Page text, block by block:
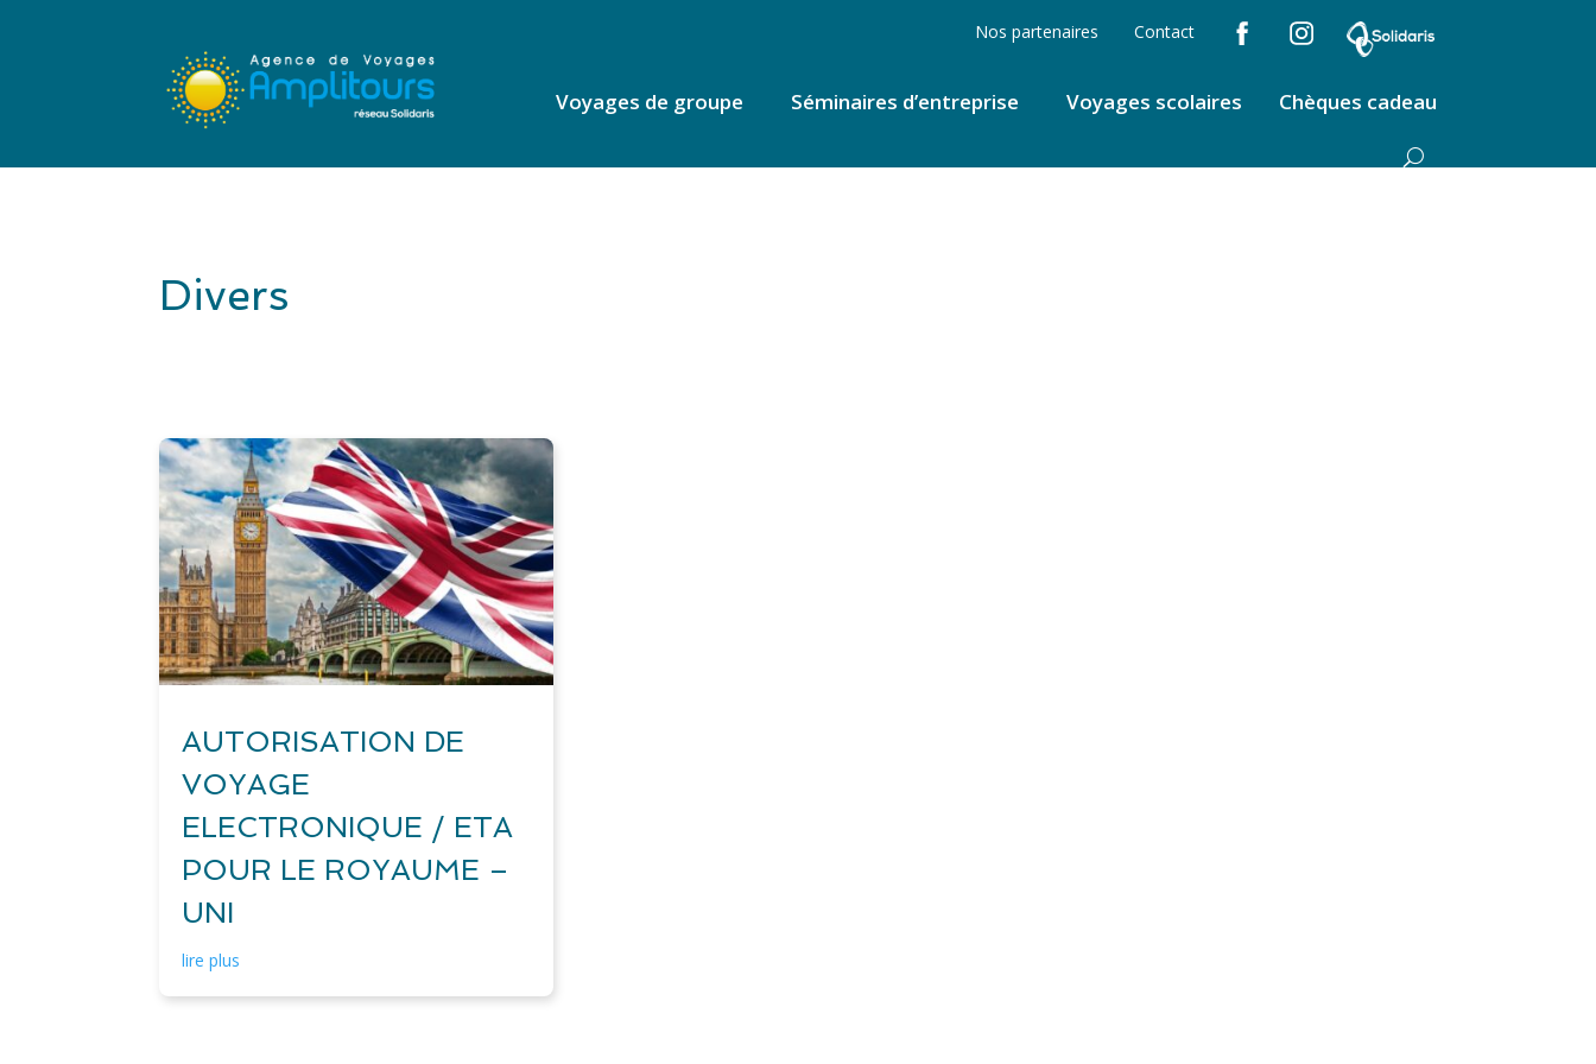
Nos partenaires Contact
Voyages de groupe Séminaires d’entreprise Voyages scolaires Chèques cadeau
Divers
AUTORISATION DE
VOYAGE
ELECTRONIQUE / ETA
POUR LE ROYAUME –
UNI
lire plus